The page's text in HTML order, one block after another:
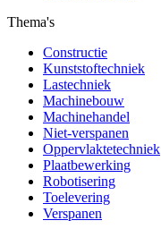
Thema's
Constructie
Kunststoftechniek
Lastechniek
Machinebouw
Machinehandel
Niet-verspanen
Oppervlaktetechniek
Plaatbewerking
Robotisering
Toelevering
Verspanen